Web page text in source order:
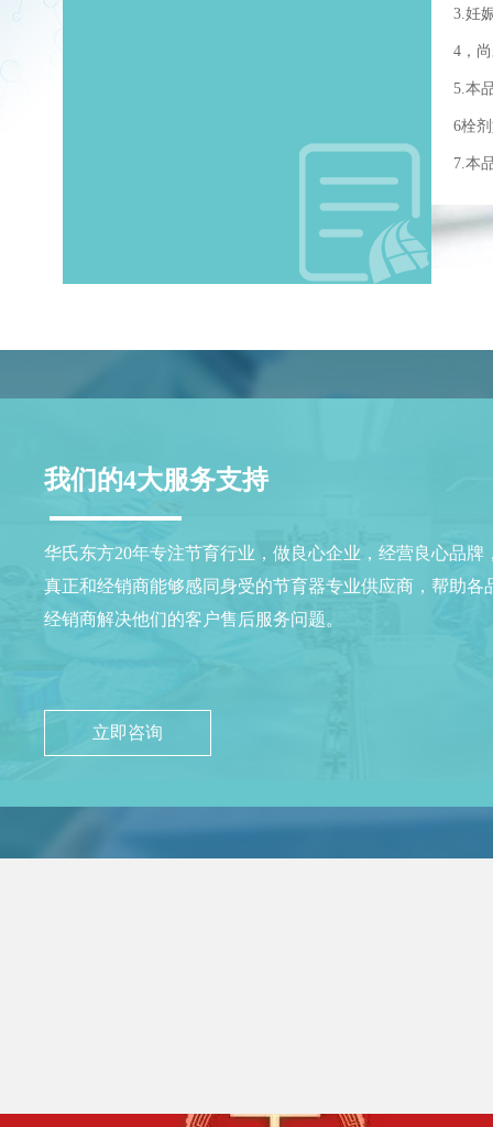
3.妊
4，
5.本
6栓
7.本
我们的4大服务支持
华氏东方20年专注节育行业，做良心企业，经营良心品牌
真正和经销商能够感同身受的节育器专业供应商，帮助各
经销商解决他们的客户售后服务问题。
立即咨询